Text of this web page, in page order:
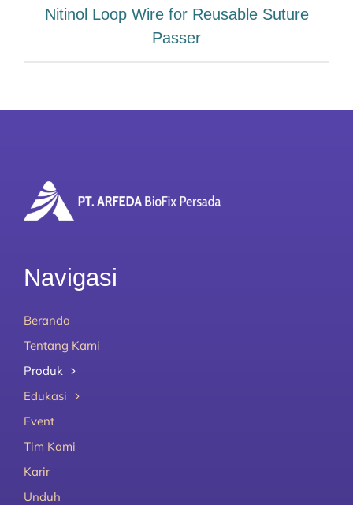
Nitinol Loop Wire for Reusable Suture
Passer
Navigasi
Beranda
Tentang Kami
Produk
Edukasi
Event
Tim Kami
Karir
Unduh